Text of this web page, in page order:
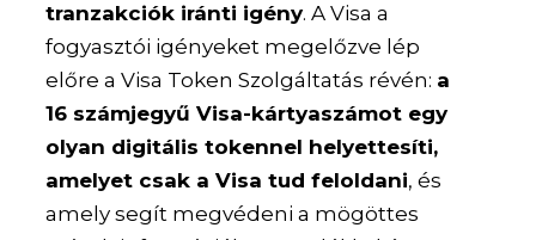
tranzakciók iránti igény. A Visa a
fogyasztói igényeket megelőzve lép
előre a Visa Token Szolgáltatás révén: a
16 számjegyű Visa-kártyaszámot egy
olyan digitális tokennel helyettesíti,
amelyet csak a Visa tud feloldani, és
amely segít megvédeni a mögöttes